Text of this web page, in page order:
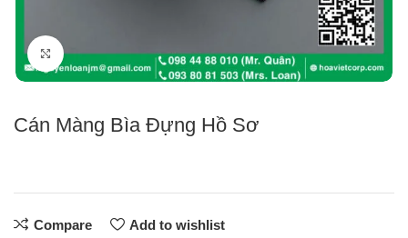
Click to enlarge
Cán Màng Bìa Đựng Hồ Sơ
Compare Add to wishlist